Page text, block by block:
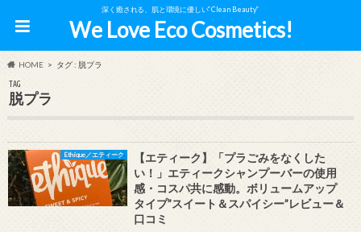
深く癒される、肌と環境に優しい”Clean Beauty”
We Love Eco Cosmetics!
HOME タグ : 脱プラ
TAG
脱プラ
Ethique／エティーク
【エティーク】「プラごみをなくした
い！」エティークシャンプーバーの使用
感・コスパ共に感動。ボリュームアップ
タイプ”スイート＆スパイシー”レビュー＆
口コミ